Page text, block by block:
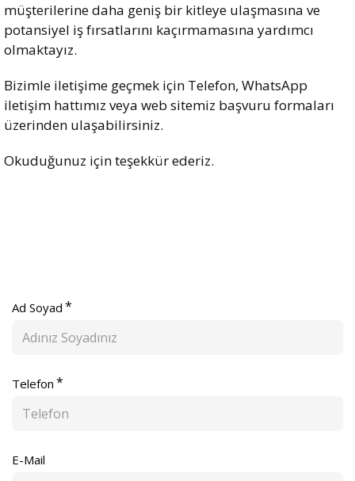
müşterilerine daha geniş bir kitleye ulaşmasına ve
potansiyel iş fırsatlarını kaçırmamasına yardımcı
olmaktayız.
Bizimle iletişime geçmek için Telefon, WhatsApp
iletişim hattımız veya web sitemiz başvuru formaları
üzerinden ulaşabilirsiniz.
Okuduğunuz için teşekkür ederiz.
Ad Soyad
Telefon
E-Mail